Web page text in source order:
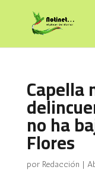
Capella
no ha
Flores
por Redacción |